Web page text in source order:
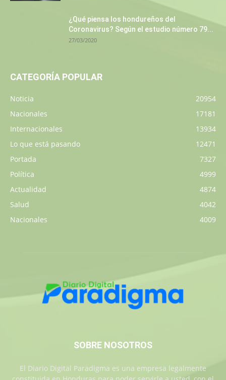
¿Qué piensa los hondureños del
Coronavirus? Según el estudio número 79...
27/03/2020
CATEGORÍA POPULAR
Noticia
20954
Nacionales
17181
Internacionales
13934
Lo que está pasando
12471
Portada
7327
Política
4999
Actualidad
4874
Salud
4042
Nacionales
4009
SOBRE NOSOTROS
El Diario Digital Paradigma es una empresa legalmente